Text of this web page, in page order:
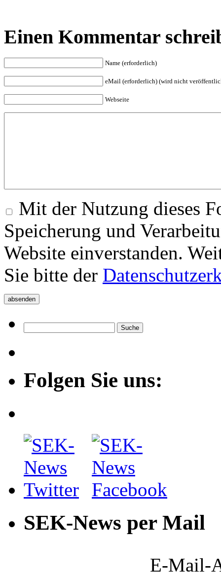
Einen Kommentar
Name (erforderlich)
eMail (erforderlich) (wird nicht
Webseite
Mit der Nutzung dieses
Speicherung und
Website einverstanden.
Sie bitte der
Folgen Sie uns:
SEK-News per Mail
E-Mail-